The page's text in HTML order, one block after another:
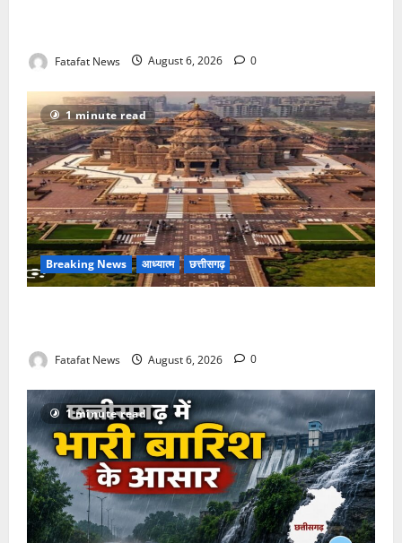
Fatafat News August 6, 2026 0
1 minute read
Breaking News आध्यात्म छत्तीसगढ़
Fatafat News August 6, 2026 0
1 minute read